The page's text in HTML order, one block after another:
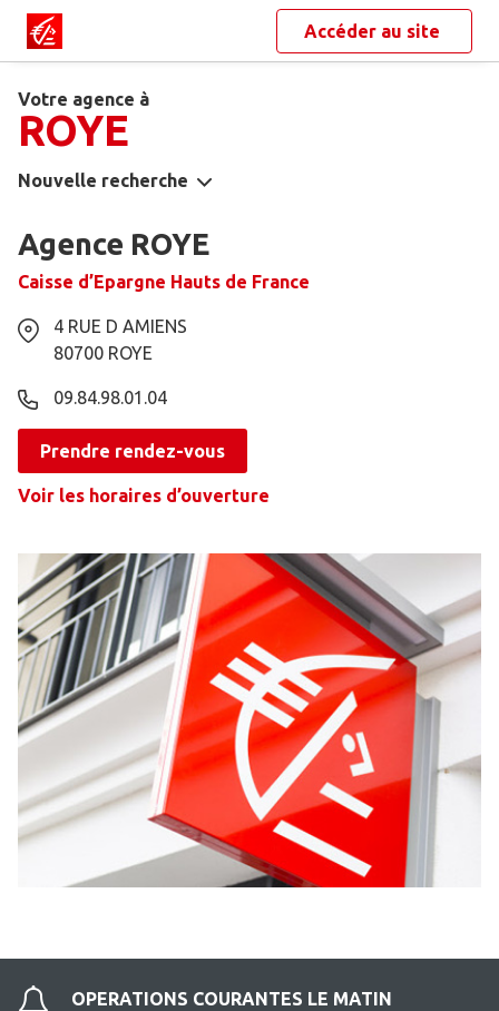
Accéder au site
Votre agence à
ROYE
Nouvelle recherche
Agence ROYE
Caisse d’Epargne Hauts de France
4 RUE D AMIENS
80700 ROYE
09.84.98.01.04
Prendre rendez-vous
Voir les horaires d’ouverture
OPERATIONS COURANTES LE MATIN